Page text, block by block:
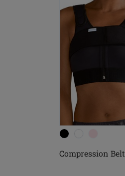
Compression Belt